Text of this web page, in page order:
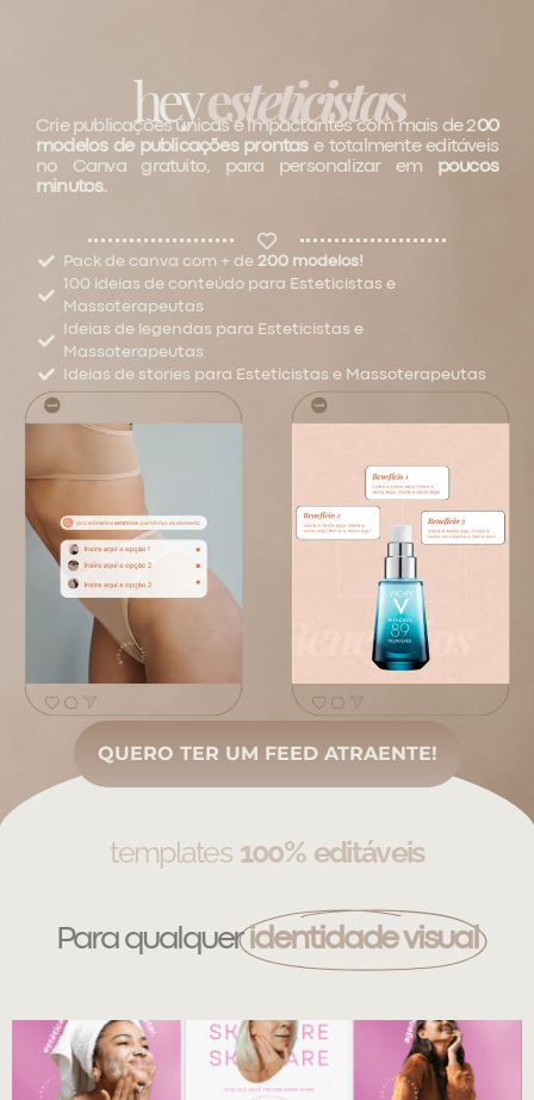
heyesteticistas
Crie publicações únicas e impactantes com mais de 200
modelos de publicações prontase totalmente editáveis
no Canva gratuito, para personalizar em poucos
minutos.
Pack de canva com + de 200 modelos!
100 ideias de conteúdo para Esteticistas e
Massoterapeutas
Ideias de legendas para Esteticistas e
Massoterapeutas
Ideias de stories para Esteticistas e Massoterapeutas
QUERO TER UM FEED ATRAENTE!
templates100% editáveis
Para qualquer identidade visual